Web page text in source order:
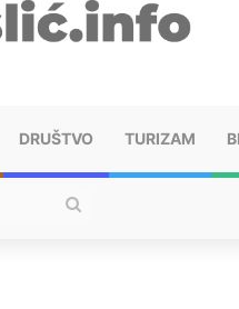
DRUŠTVO TURIZAM